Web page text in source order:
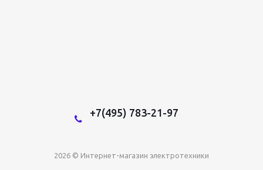
+7(495) 783-21-97
2026 © Интернет-магазин электротехники